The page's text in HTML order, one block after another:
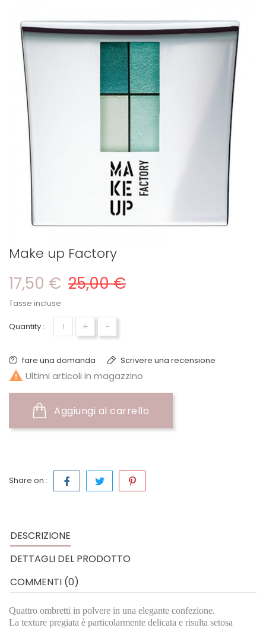
Make up Factory
17,50 € 25,00 €
Tasse incluse
Quantity : + -
fare una domanda Scrivere una recensione
 Ultimi articoli in magazzino
Aggiungi al carrello
Share on :
DESCRIZIONE
DETTAGLI DEL PRODOTTO
COMMENTI (0)
Quattro ombretti in polvere in una elegante confezione.
La texture pregiata è particolarmente delicata e risulta setosa